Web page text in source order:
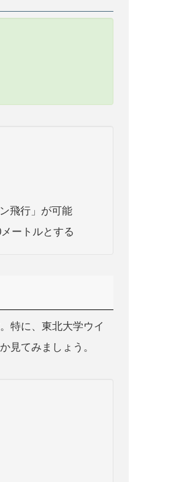
飛行」が可能
ートルとする
特に、東北大学ウイ
見てみましょう。